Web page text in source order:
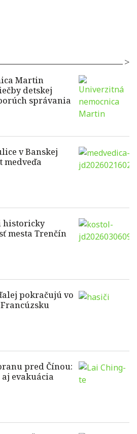
Martin
detskej
správania
v Banskej
historicky
mesta Trenčín
pokračujú vo
pred Čínou:
evakuácia